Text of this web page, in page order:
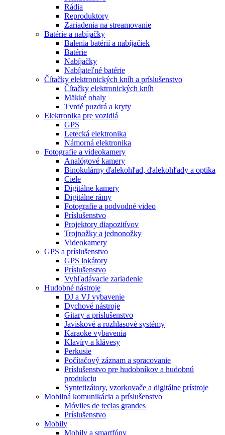
Rádia
Reproduktory
Zariadenia na streamovanie
Batérie a nabíjačky
Balenia batérií a nabíjačiek
Batérie
Nabíjačky
Nabíjateľné batérie
Čítačky elektronických kníh a príslušenstvo
Čítačky elektronických kníh
Mäkké obaly
Tvrdé puzdrá a kryty
Elektronika pre vozidlá
GPS
Letecká elektronika
Námorná elektronika
Fotografie a videokamery
Analógové kamery
Binokulárny ďalekohľad, ďalekohľady a optika
Ciele
Digitálne kamery
Digitálne rámy
Fotografie a podvodné video
Príslušenstvo
Projektory diapozitívov
Trojnožky a jednonožky
Videokamery
GPS a príslušenstvo
GPS lokátory
Príslušenstvo
Vyhľadávacie zariadenie
Hudobné nástroje
DJ a VJ vybavenie
Dychové nástroje
Gitary a príslušenstvo
Javiskové a rozhlasové systémy
Karaoke vybavenia
Klavíry a klávesy
Perkusie
Počítačový záznam a spracovanie
Príslušenstvo pre hudobníkov a hudobnú
produkciu
Syntetizátory, vzorkovače a digitálne prístroje
Mobilná komunikácia a príslušenstvo
Móviles de teclas grandes
Príslušenstvo
Mobily
Mobily a smartfóny